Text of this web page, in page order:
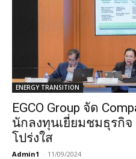
ENERGY TRANSITION
EGCO Group จัด
นักลงทุนเยี่ยมชมธุรกิจ
โปร่งใส
Admin1 - 11/09/2024